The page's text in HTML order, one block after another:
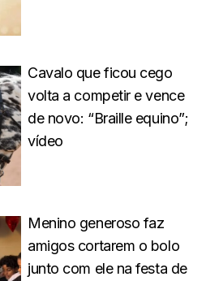
Cavalo que ficou cego
volta a competir e vence
de novo: “Braille equino”;
vídeo
Menino generoso faz
amigos cortarem o bolo
junto com ele na festa de